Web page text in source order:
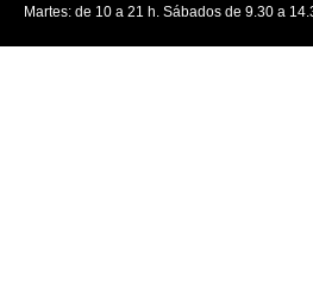
Martes: de 10 a 21 h. Sábados de 9.30 a